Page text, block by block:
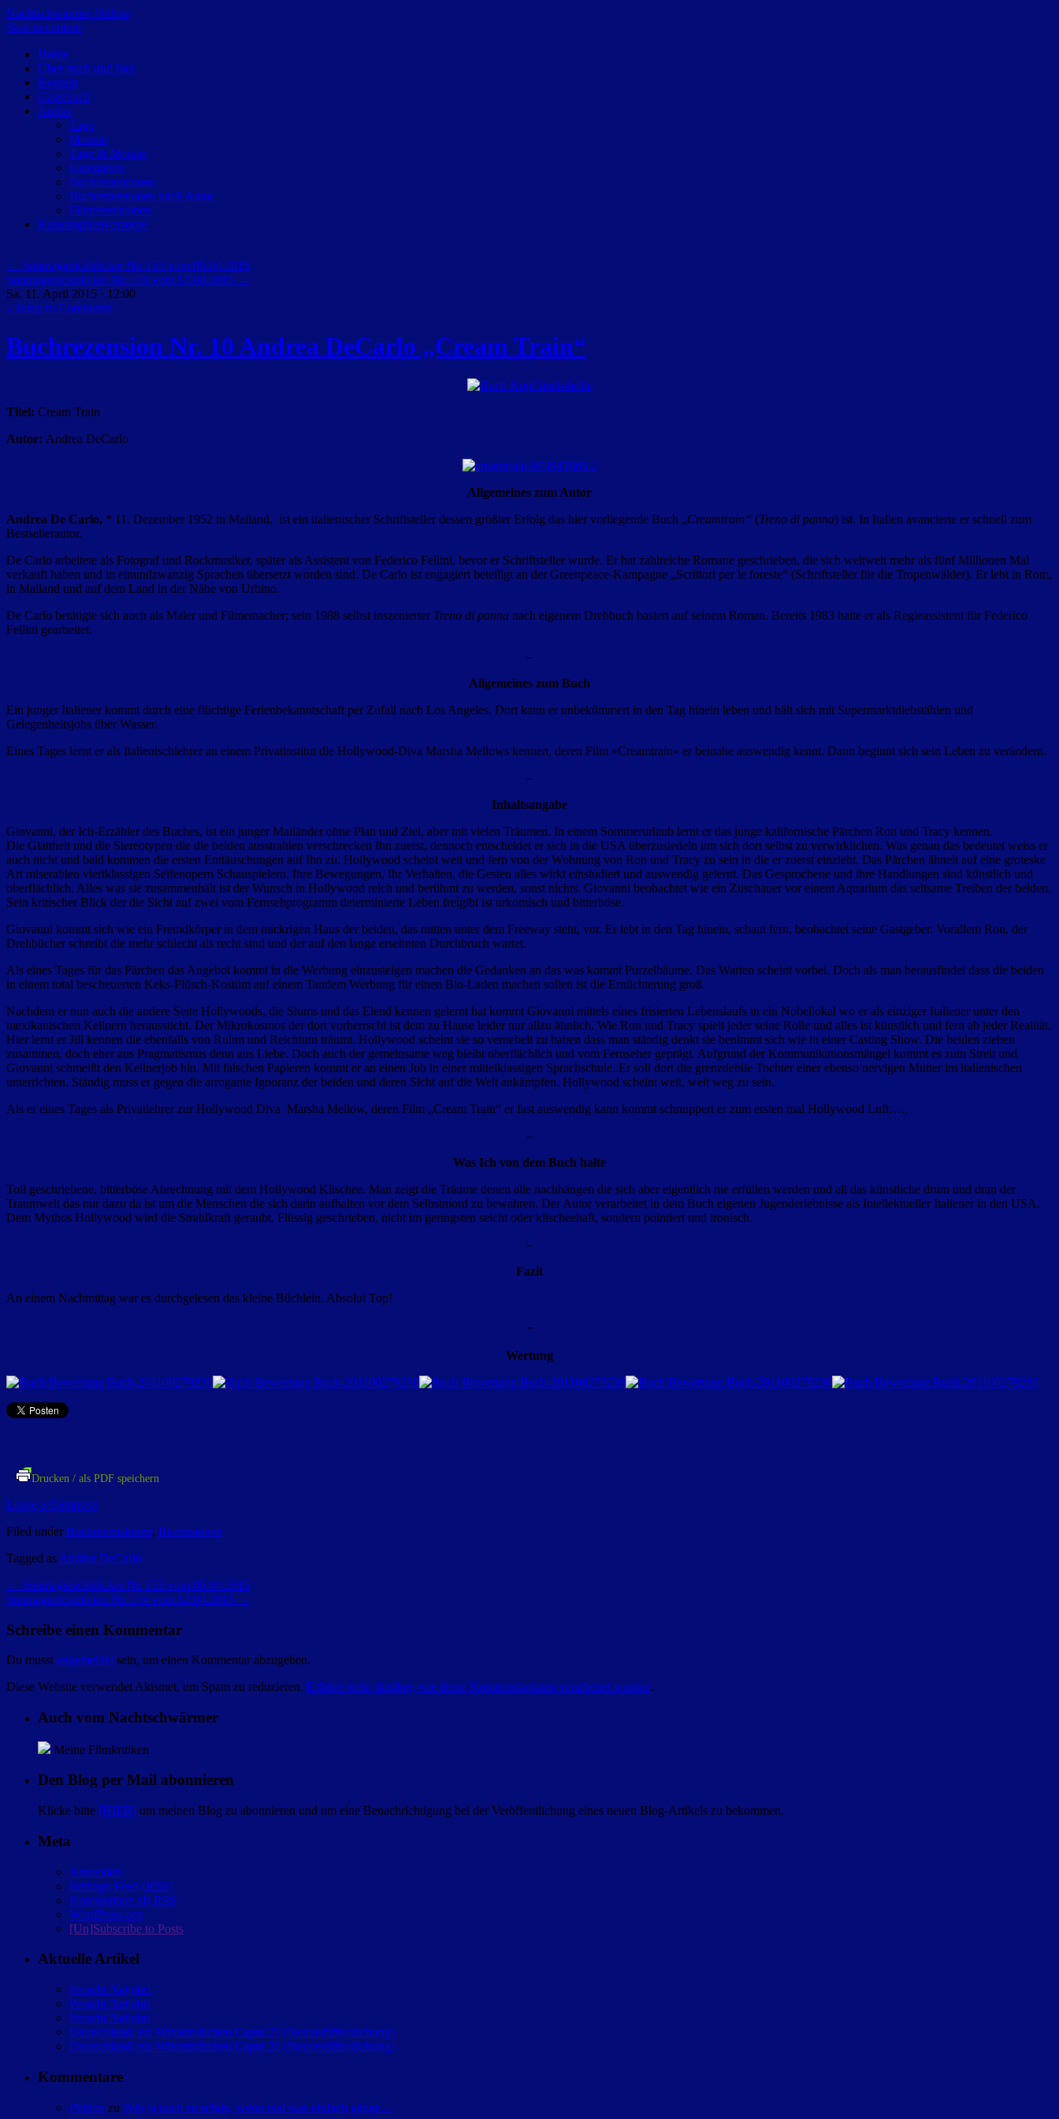
Nachtschwärmer Philipp
Skip to content
Home
Über mich und hier
Kontakt
Gästebuch
Archiv
Tage
Monate
Tage & Monate
Kategorien
Buchrezensionen
Buchrezensionen nach Autor
Filmrezensionen
Katastrophenvorsorge
← Sonntagsrückblicker Nr. 153 vom 05.04.2015
Sonntagsrückblicker Nr. 154 vom 12.04.2015 →
Sa. 11. April 2015 · 12:00
↓ Jump to Comments
Buchrezension Nr. 10 Andrea DeCarlo „Cream Train“
Titel: Cream Train
Autor: Andrea DeCarlo
Allgemeines zum Autor
Andrea De Carlo, * 11. Dezember 1952 in Mailand, ist ein italienischer Schriftsteller dessen größter Erfolg das hier vorliegende Buch „Creamtrain“ (Treno di panna) ist. In Italien avancierte er schnell zum
Bestsellerautor.
De Carlo arbeitete als Fotograf und Rockmusiker, später als Assistent von Federico Fellini, bevor er Schriftsteller wurde. Er hat zahlreiche Romane geschrieben, die sich weltweit mehr als fünf Millionen Mal
verkauft haben und in einundzwanzig Sprachen übersetzt worden sind. De Carlo ist engagiert beteiligt an der Greenpeace-Kampagne „Scrittori per le foreste“ (Schriftsteller für die Tropenwälder). Er lebt in Rom,
in Mailand und auf dem Land in der Nähe von Urbino.
De Carlo betätigte sich auch als Maler und Filmemacher; sein 1988 selbst inszenierter Treno di panna nach eigenem Drehbuch basiert auf seinem Roman. Bereits 1983 hatte er als Regieassistent für Federico
Fellini gearbeitet.
–
Allgemeines zum Buch
Ein junger Italiener kommt durch eine flüchtige Ferienbekanntschaft per Zufall nach Los Angeles. Dort kann er unbekümmert in den Tag hinein leben und hält sich mit Supermarktdiebstählen und
Gelegenheitsjobs über Wasser.
Eines Tages lernt er als Italienischlehrer an einem Privatinstitut die Hollywood-Diva Marsha Mellows kennen, deren Film »Creamtrain« er beinahe auswendig kennt. Dann beginnt sich sein Leben zu verändern.
–
Inhaltsangabe
Giovanni, der Ich-Erzähler des Buches, ist ein junger Mailänder ohne Plan und Ziel, aber mit vielen Träumen. In einem Sommerurlaub lernt er das junge kalifornische Pärchen Ron und Tracy kennen.
Die Glattheit und die Stereotypen die die beiden ausstrahlen verschrecken Ihn zuerst, dennoch entscheidet er sich in die USA überzusiedeln um sich dort selbst zu verwirklichen. Was genau das bedeutet weiss er
auch nicht und bald kommen die ersten Enttäuschungen auf Ihn zu. Hollywood scheint weit und fern von der Wohnung von Ron und Tracy zu sein in die er zuerst einzieht. Das Pärchen ähnelt auf eine groteske
Art miserablen viertklassigen Seifenopern Schauspielern. Ihre Bewegungen, Ihr Verhalten, die Gesten alles wirkt einstudiert und auswendig gelernt. Das Gesprochene und ihre Handlungen sind künstlich und
oberflächlich. Alles was sie zusammenhält ist der Wunsch in Hollywood reich und berühmt zu werden, sonst nichts. Giovanni beobachtet wie ein Zuschauer vor einem Aquarium das seltsame Treiben der beiden.
Sein kritischer Blick der die Sicht auf zwei vom Fernsehprogramm determinierte Leben freigibt ist urkomisch und bitterböse.
Giovanni kommt sich wie ein Fremdkörper in dem mickrigen Haus der beiden, das mitten unter dem Freeway steht, vor. Er lebt in den Tag hinein, schaut fern, beobachtet seine Gastgeber. Vorallem Ron, der
Drehbücher schreibt die mehr schlecht als recht sind und der auf den lange ersehnten Durchbruch wartet.
Als eines Tages für das Pärchen das Angebot kommt in die Werbung einzusteigen machen die Gedanken an das was kommt Purzelbäume. Das Warten scheint vorbei. Doch als man herausfindet dass die beiden
in einem total bescheuerten Keks-Plüsch-Kostüm auf einem Tandem Werbung für einen Bio-Laden machen sollen ist die Ernüchterung groß.
Nachdem er nun auch die andere Seite Hollywoods, die Slums und das Elend kennen gelernt hat kommt Giovanni mittels eines frisierten Lebenslaufs in ein Nobellokal wo er als einziger Italiener unter den
mexikanischen Kellnern heraussticht. Der Mikrokosmos der dort vorherrscht ist dem zu Hause leider nur allzu ähnlich. Wie Ron und Tracy spielt jeder seine Rolle und alles ist künstlich und fern ab jeder Realität.
Hier lernt er Jill kennen die ebenfalls von Ruhm und Reichtum träumt. Hollywood scheint sie so vernebelt zu haben dass man ständig denkt sie benimmt sich wie in einer Casting Show. Die beiden ziehen
zusammen, doch eher aus Pragmatismus denn aus Liebe. Doch auch der gemeinsame weg bleibt oberflächlich und vom Fernseher geprägt. Aufgrund der Kommunikationsmängel kommt es zum Streit und
Giovanni schmeißt den Kellnerjob hin. Mit falschen Papieren kommt er an einen Job in einer mittelklassigen Sprachschule. Er soll dort die grenzdebile Tochter einer ebenso nervigen Mutter im italienischen
unterrichten. Ständig muss er gegen die arrogante Ignoranz der beiden und deren Sicht auf die Welt ankämpfen. Hollywood scheint weit, weit weg zu sein.
Als er eines Tages als Privatlehrer zur Hollywood Diva Marsha Mellow, deren Film „Cream Train“ er fast auswendig kann kommt schnuppert er zum ersten mal Hollywood Luft…..
–
Was Ich von dem Buch halte
Toll geschriebene, bitterböse Abrechnung mit dem Hollywood Klischee. Man zeigt die Träume denen alle nachhängen die sich aber eigentlich nie erfüllen werden und all das künstliche drum und dran der
Traumwelt das nur dazu da ist um die Menschen die sich darin aufhalten vor dem Selbstmord zu bewahren. Der Autor verarbeitet in dem Buch eigenen Jugenderlebnisse als Intellektueller Italiener in den USA.
Dem Mythos Hollywood wird die Strahlkraft geraubt. Flüssig geschrieben, nicht im geringsten seicht oder klischeehaft, sondern pointiert und ironisch.
–
Fazit
An einem Nachmittag war es durchgelesen das kleine Büchlein. Absolut Top!
–
Wertung
Drucken / als PDF speichern
Leave a Comment
Filed under Buchrezensionen, Rezensionen
Tagged as Andrea DeCarlo
← Sonntagsrückblicker Nr. 153 vom 05.04.2015
Sonntagsrückblicker Nr. 154 vom 12.04.2015 →
Schreibe einen Kommentar
Du musst angemeldet sein, um einen Kommentar abzugeben.
Diese Website verwendet Akismet, um Spam zu reduzieren. Erfahre mehr darüber, wie deine Kommentardaten verarbeitet werden.
Auch vom Nachtschwärmer
Meine Filmkritiken
Den Blog per Mail abonnieren
Klicke bitte [HIER] um meinen Blog zu abonnieren und um eine Benachrichtigung bei der Veröffentlichung eines neuen Blog-Artikels zu bekommen.
Meta
Anmelden
Beitrags-Feed (RSS)
Kommentare als RSS
WordPress.org
[Un]Subscribe to Posts
Aktuelle Artikel
Proscht Neijohr!
Proscht Neijohr!
Proscht Neijohr!
Deutschland, ein Wintermärchen Caput 27 (Neuveröffentlichung)
Deutschland, ein Wintermärchen Caput 26 (Neuveröffentlichung)
Kommentare
Philipp zu Wär ja auch zu schön, wenn mal was einfach gänge…